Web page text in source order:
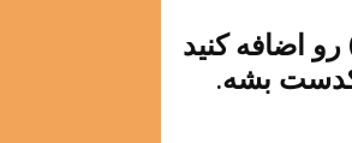
اضافه کنید